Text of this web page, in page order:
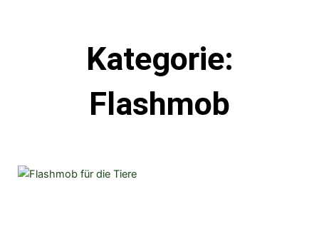
Kategorie:
Flashmob